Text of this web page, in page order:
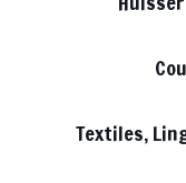
Textiles,